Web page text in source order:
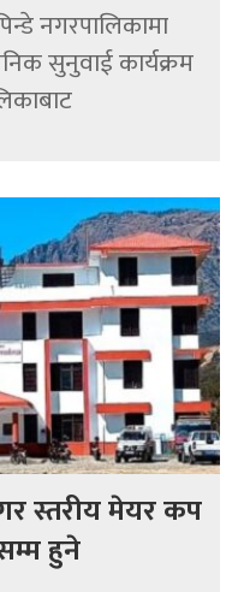
नगरपालिकामा
सुनुवाई कार्यक्रम
स्तरीय मेयर कप
हुने